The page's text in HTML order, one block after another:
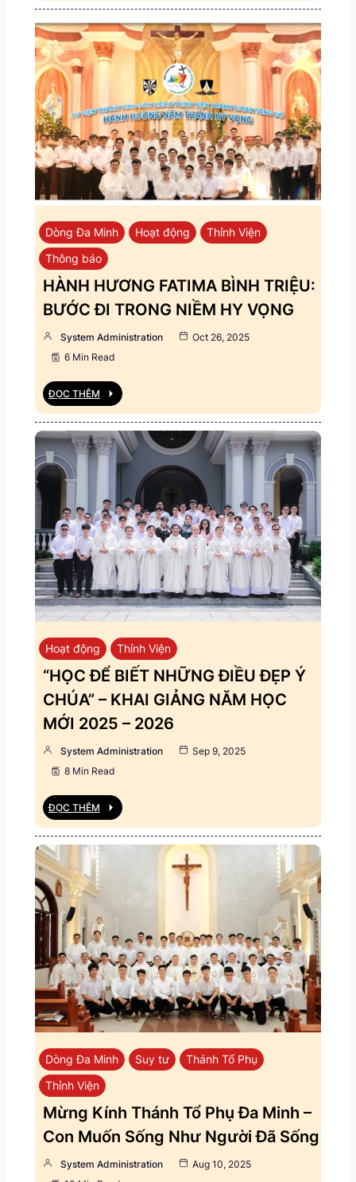
Dòng Đa Minh Hoạt động
Thỉnh Viện
Thông báo
HÀNH HƯƠNG FATIMA BÌNH TRIỆU:
BƯỚC ĐI TRONG NIỀM HY VỌNG
System Administration
Oct 26, 2025
6 Min Read
ĐỌC THÊM
Hoạt động Thỉnh Viện
“HỌC ĐỂ BIẾT NHỮNG ĐIỀU ĐẸP Ý
CHÚA” – KHAI GIẢNG NĂM HỌC
MỚI 2025 – 2026
System Administration
Sep 9, 2025
8 Min Read
ĐỌC THÊM
Dòng Đa Minh Suy tư
Thánh Tổ Phụ
Thỉnh Viện
Mừng Kính Thánh Tổ Phụ Đa Minh –
Con Muốn Sống Như Người Đã Sống
System Administration
Aug 10, 2025